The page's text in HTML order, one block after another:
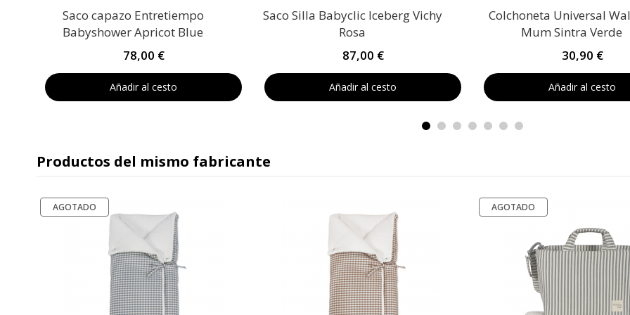
Saco capazo Entretiempo
Babyshower Apricot Blue
78,00 €
Añadir al cesto
Saco Silla Babyclic Iceberg Vichy
Rosa
87,00 €
Añadir al cesto
Colchoneta Universal
Mum Sintra Verde
30,90 €
Añadir al cesto
Productos del mismo fabricante
AGOTADO AGOTADO